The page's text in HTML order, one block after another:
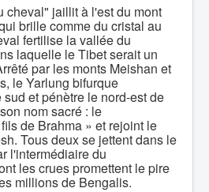
cheval" jaillit à l'est du mont
brille comme du cristal au
fertilise la vallée du
laquelle le Tibet serait un
par les monts Meishan et
le Yarlung bifurque
et pénètre le nord-est de
nom sacré : le
de Brahma » et rejoint le
Tous deux se jettent dans le
l'intermédiaire du
les crues promettent le pire
millions de Bengalis.